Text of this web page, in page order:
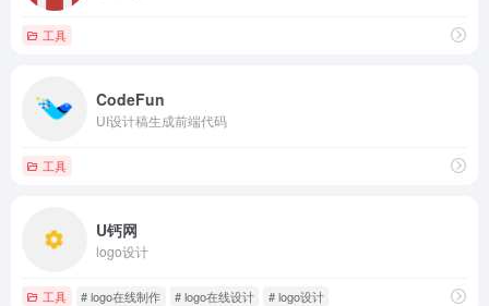
工具
CodeFun
UI设计稿生成前端代码
工具
U钙网
logo设计
工具 # logo在线制作 # logo在线设计 # logo设计